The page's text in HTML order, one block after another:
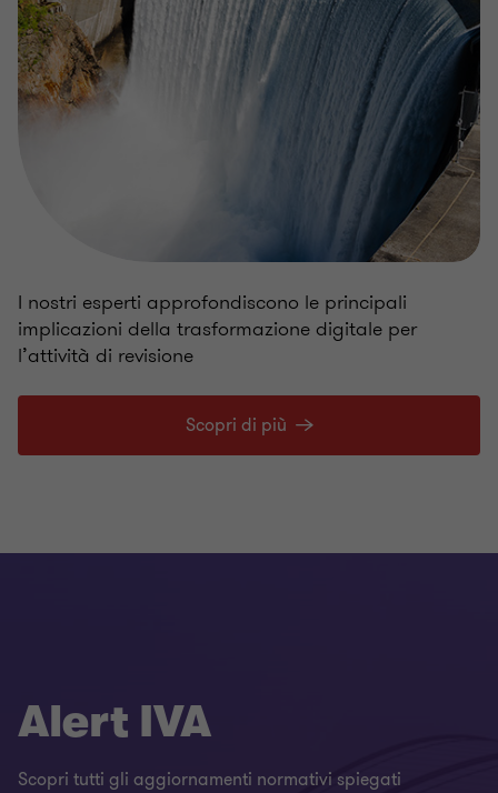
I nostri esperti approfondiscono le principali
implicazioni della trasformazione digitale per
l’attività di revisione
Scopri di più
Alert IVA
Scopri tutti gli aggiornamenti normativi spiegati